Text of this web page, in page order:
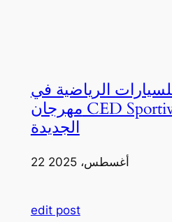
الرياضية في
مهرجان CED Sportival بالعلمين
الجديدة
22 أغسطس، 2025
edit post